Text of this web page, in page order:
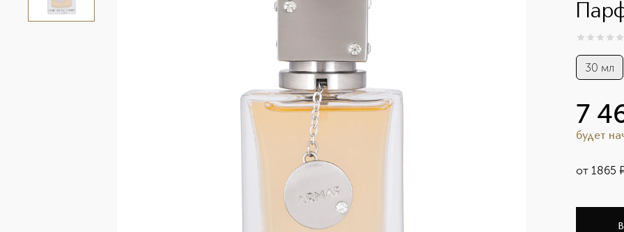
0из 0
30 мл
7
будет
от 1865